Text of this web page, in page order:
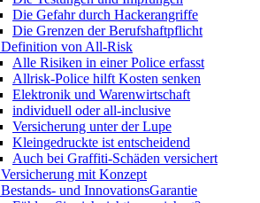
Die Gefahr durch Hackerangriffe
Die Grenzen der Berufshaftpflicht
von All-Risk
Alle Risiken in einer Police erfasst
Allrisk-Police hilft Kosten senken
Elektronik und Warenwirtschaft
individuell oder all-inclusive
Versicherung unter der Lupe
Kleingedruckte ist entscheidend
Auch bei Graffiti-Schäden versichert
mit Konzept
und InnovationsGarantie